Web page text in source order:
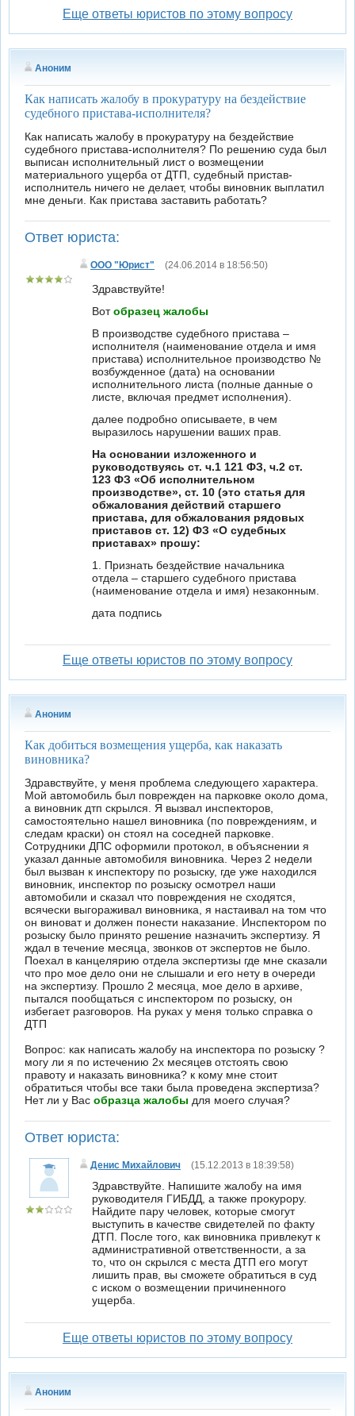
Еще ответы юристов по этому вопросу
Аноним
Как написать жалобу в прокуратуру на бездействие
судебного пристава-исполнителя?
Как написать жалобу в прокуратуру на бездействие
судебного пристава-исполнителя? По решению суда был
выписан исполнительный лист о возмещении
материального ущерба от ДТП, судебный пристав-
исполнитель ничего не делает, чтобы виновник выплатил
мне деньги. Как пристава заставить работать?
Ответ юриста:
ООО "Юрист" (24.06.2014 в 18:56:50)
Здравствуйте!
Вотобразец жалобы
В производстве судебного пристава –
исполнителя (наименование отдела и имя
пристава) исполнительное производство №
возбужденное (дата) на основании
исполнительного листа (полные данные о
листе, включая предмет исполнения).
далее подробно описываете, в чем
выразилось нарушении ваших прав.
На основании изложенного и
руководствуясь ст. ч.1 121 ФЗ, ч.2 ст.
123 ФЗ «Об исполнительном
производстве», ст. 10 (это статья для
обжалования действий старшего
пристава, для обжалования рядовых
приставов ст. 12) ФЗ «О судебных
приставах» прошу:
1. Признать бездействие начальника
отдела – старшего судебного пристава
(наименование отдела и имя) незаконным.
дата подпись
Еще ответы юристов по этому вопросу
Аноним
Как добиться возмещения ущерба, как наказать
виновника?
Здравствуйте, у меня проблема следующего характера.
Мой автомобиль был поврежден на парковке около дома,
а виновник дтп скрылся. Я вызвал инспекторов,
самостоятельно нашел виновника (по повреждениям, и
следам краски) он стоял на соседней парковке.
Сотрудники ДПС оформили протокол, в объяснении я
указал данные автомобиля виновника. Через 2 недели
был вызван к инспектору по розыску, где уже находился
виновник, инспектор по розыску осмотрел наши
автомобили и сказал что повреждения не сходятся,
всячески выгораживал виновника, я настаивал на том что
он виноват и должен понести наказание. Инспектором по
розыску было принято решение назначить экспертизу. Я
ждал в течение месяца, звонков от экспертов не было.
Поехал в канцелярию отдела экспертизы где мне сказали
что про мое дело они не слышали и его нету в очереди
на экспертизу. Прошло 2 месяца, мое дело в архиве,
пытался пообщаться с инспектором по розыску, он
избегает разговоров. На руках у меня только справка о
ДТП
Вопрос: как написать жалобу на инспектора по розыску ?
могу ли я по истечению 2х месяцев отстоять свою
правоту и наказать виновника? к кому мне стоит
обратиться чтобы все таки была проведена экспертиза?
Нет ли у Вас образца жалобы для моего случая?
Ответ юриста:
Денис Михайлович (15.12.2013 в 18:39:58)
Здравствуйте. Напишите жалобу на имя
руководителя ГИБДД, а также прокурору.
Найдите пару человек, которые смогут
выступить в качестве свидетелей по факту
ДТП. После того, как виновника привлекут к
административной ответственности, а за
то, что он скрылся с места ДТП его могут
лишить прав, вы сможете обратиться в суд
с иском о возмещении причиненного
ущерба.
Еще ответы юристов по этому вопросу
Аноним